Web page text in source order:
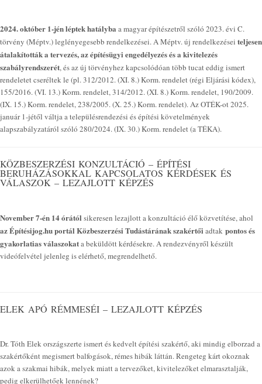
2024. október 1-jén léptek hatályba a magyar építészetről szóló 2023. évi C.
törvény (Méptv.) leglényegesebb rendelkezései. A Méptv. új rendelkezései teljesen
átalakították a tervezés, az építésügyi engedélyezés és a kivitelezés
szabályrendszerét, és az új törvényhez kapcsolódóan több tucat eddig ismert
rendeletet cseréltek le (pl. 312/2012. (XI. 8.) Korm. rendelet (régi Eljárási kódex),
155/2016. (VI. 13.) Korm. rendelet, 314/2012. (XI. 8.) Korm. rendelet, 190/2009.
(IX. 15.) Korm. rendelet, 238/2005. (X. 25.) Korm. rendelet). Az OTÉK-ot 2025.
január 1-jétől váltja a településrendezési és építési követelmények
alapszabályzatáról szóló 280/2024. (IX. 30.) Korm. rendelet (a TÉKA).
KÖZBESZERZÉSI KONZULTÁCIÓ – ÉPÍTÉSI
BERUHÁZÁSOKKAL KAPCSOLATOS KÉRDÉSEK ÉS
VÁLASZOK – LEZAJLOTT KÉPZÉS
November 7-én 14 órától sikeresen lezajlott a konzultáció élő közvetítése, ahol
az Építésijog.hu portál Közbeszerzési Tudástárának szakértői adtak pontos és
gyakorlatias válaszokata beküldött kérdésekre. A rendezvényről készült
videófelvétel jelenleg is elérhető, megrendelhető.
ELEK APÓ RÉMMESÉI – LEZAJLOTT KÉPZÉS
Dr. Tóth Elek országszerte ismert és kedvelt építési szakértő, aki mindig elborzad a
szakértőként megismert balfogások, rémes hibák láttán. Rengeteg kárt okoznak
azok a szakmai hibák, melyek miatt a tervezőket, kivitelezőket elmarasztalják,
pedig elkerülhetőek lennének?